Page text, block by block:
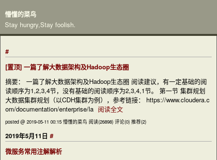
懵懂的菜鸟
Stay hungry,Stay foolish.
#
[置顶] 一篇了解大数据架构及Hadoop生态圈
摘要： 一篇了解大数据架构及Hadoop生态圈 阅读建议，有一定基础的阅
读顺序为1,2,3,4节，没有基础的阅读顺序为2,3,4,1节。 第一节 集群规划
大数据集群规划（以CDH集群为例），参考链接： https://www.cloudera.c
om/documentation/enterprise/la 阅读全文
posted @ 2019-05-11 00:15 懵懂的菜鸟 阅读(26898) 评论(0) 推荐(2)
2019年5月11日 #
微服务常用注解解析